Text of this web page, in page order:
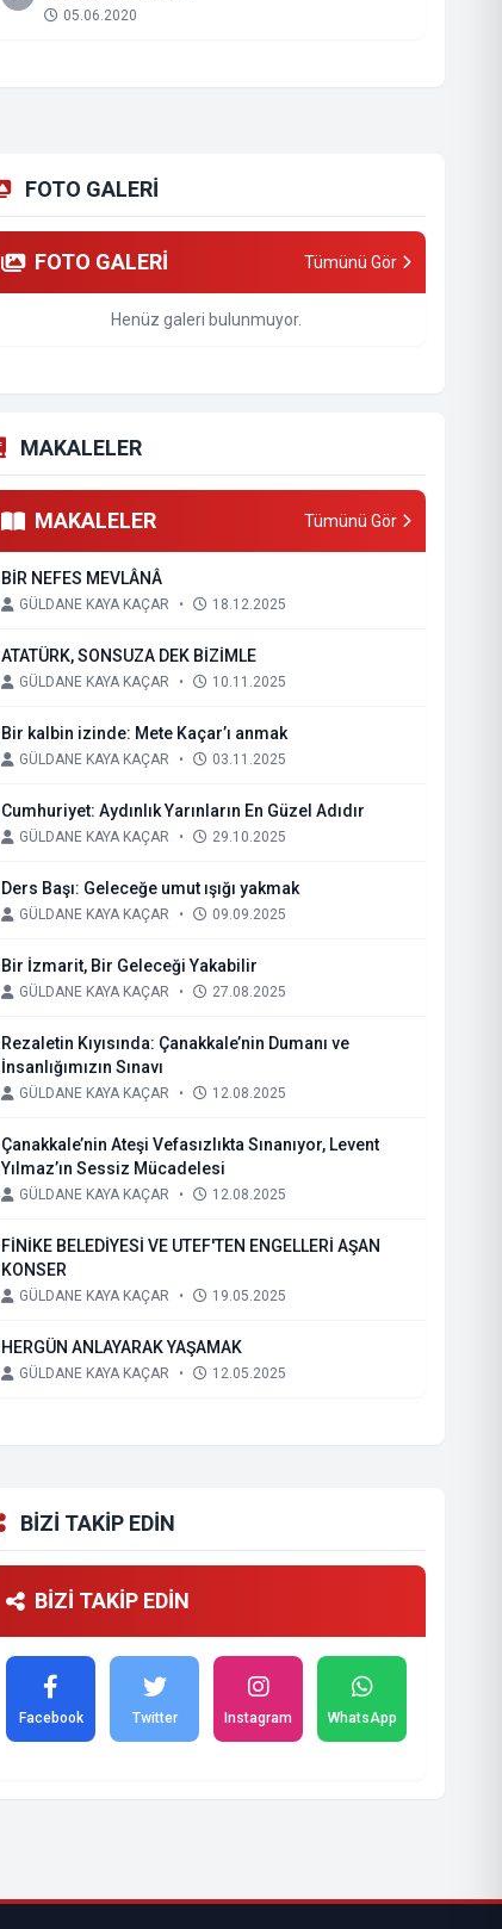
05.06.2020
FOTO GALERİ
FOTO GALERİ Tümünü Gör
Henüz galeri bulunmuyor.
MAKALELER
MAKALELER Tümünü Gör
BİR NEFES MEVLÂNÂ
GÜLDANE KAYA KAÇAR • 18.12.2025
ATATÜRK, SONSUZA DEK BİZİMLE
GÜLDANE KAYA KAÇAR • 10.11.2025
Bir kalbin izinde: Mete Kaçar’ı anmak
GÜLDANE KAYA KAÇAR • 03.11.2025
Cumhuriyet: Aydınlık Yarınların En Güzel Adıdır
GÜLDANE KAYA KAÇAR • 29.10.2025
Ders Başı: Geleceğe umut ışığı yakmak
GÜLDANE KAYA KAÇAR • 09.09.2025
Bir İzmarit, Bir Geleceği Yakabilir
GÜLDANE KAYA KAÇAR • 27.08.2025
Rezaletin Kıyısında: Çanakkale’nin Dumanı ve
İnsanlığımızın Sınavı
GÜLDANE KAYA KAÇAR • 12.08.2025
Çanakkale’nin Ateşi Vefasızlıkta Sınanıyor, Levent
Yılmaz’ın Sessiz Mücadelesi
GÜLDANE KAYA KAÇAR • 12.08.2025
FİNİKE BELEDİYESİ VE UTEF'TEN ENGELLERİ AŞAN
KONSER
GÜLDANE KAYA KAÇAR • 19.05.2025
HERGÜN ANLAYARAK YAŞAMAK
GÜLDANE KAYA KAÇAR • 12.05.2025
BİZİ TAKİP EDİN
BİZİ TAKİP EDİN
Facebook Twitter Instagram WhatsApp